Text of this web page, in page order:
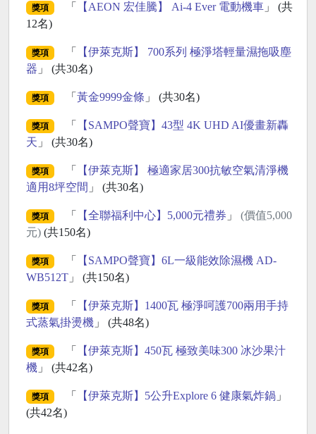
獎項 「 【AEON 宏佳騰】 Ai-4 Ever 電動機車」 (共
12名)
獎項 「
【伊萊克斯】 700系列 極淨塔輕量濕拖吸塵
器 」 (共30名)
獎項 「 黃金9999金條 」 (共30名)
獎項 「
【SAMPO聲寶】43型 4K UHD AI優畫新轟
天 」 (共30名)
獎項 「
【伊萊克斯】 極適家居300抗敏空氣清淨機
適用8坪空間 」 (共30名)
獎項 「 【全聯福利中心】5,000元禮券 」 (價值5,000
元) (共150名)
獎項 「
【SAMPO聲寶】6L一級能效除濕機 AD-
WB512T 」 (共150名)
獎項 「
【伊萊克斯】1400瓦 極淨呵護700兩用手持
式蒸氣掛燙機 」 (共48名)
獎項 「
【伊萊克斯】450瓦 極致美味300 冰沙果汁
機 」 (共42名)
獎項 「 【伊萊克斯】5公升Explore 6 健康氣炸鍋」
(共42名)